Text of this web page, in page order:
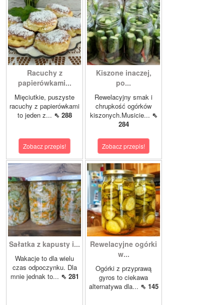
Racuchy z
papierówkami...
Mięciutkie, puszyste
racuchy z papierówkami
to jeden z... ⇖ 288
Zobacz przepis!
Kiszone inaczej,
po...
Rewelacyjny smak i
chrupkość ogórków
kiszonych.Musicie... ⇖
284
Zobacz przepis!
Sałatka z kapusty i...
Wakacje to dla wielu
czas odpoczynku. Dla
mnie jednak to... ⇖ 281
Rewelacyjne ogórki
w...
Ogórki z przyprawą
gyros to ciekawa
alternatywa dla... ⇖ 145